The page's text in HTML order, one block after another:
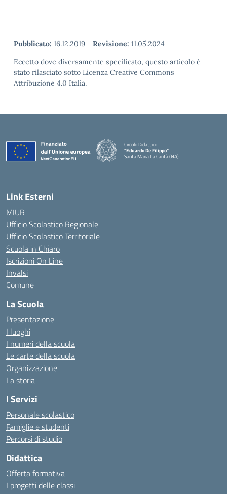
Pubblicato: 16.12.2019 - Revisione: 11.05.2024
Eccetto dove diversamente specificato, questo articolo è
stato rilasciato sotto Licenza Creative Commons
Attribuzione 4.0 Italia.
Circolo Didattico
"Eduardo De Filippo"
Santa Maria La Carità (NA)
Link Esterni
MIUR
Ufficio Scolastico Regionale
Ufficio Scolastico Territoriale
Scuola in Chiaro
Iscrizioni On Line
Invalsi
Comune
La Scuola
Presentazione
I luoghi
I numeri della scuola
Le carte della scuola
Organizzazione
La storia
I Servizi
Personale scolastico
Famiglie e studenti
Percorsi di studio
Didattica
Offerta formativa
I progetti delle classi